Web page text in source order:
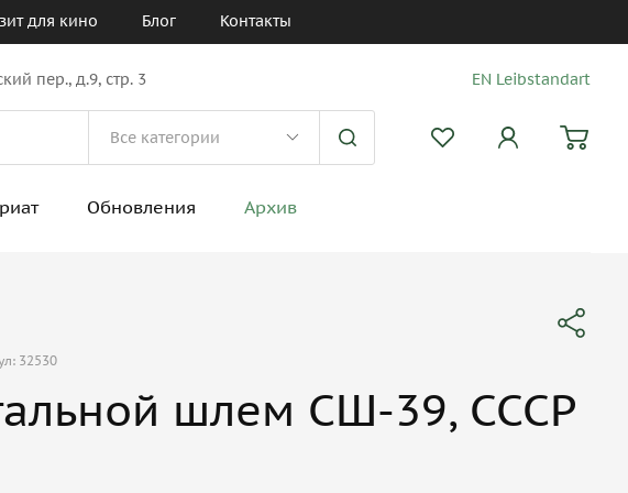
для кино Блог Контакты
пер., д.9, стр. 3 EN Leibstandart
Обновления Архив
32530
шлем СШ-39, СССР